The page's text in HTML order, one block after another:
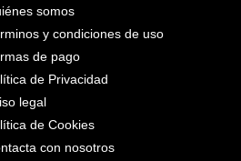
somos
y condiciones de uso
de pago
de Privacidad
legal
de Cookies
con nosotros